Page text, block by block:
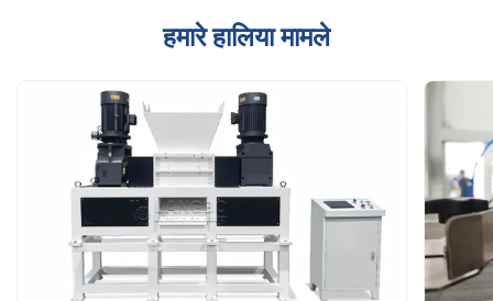
हमारे हालिया मामले